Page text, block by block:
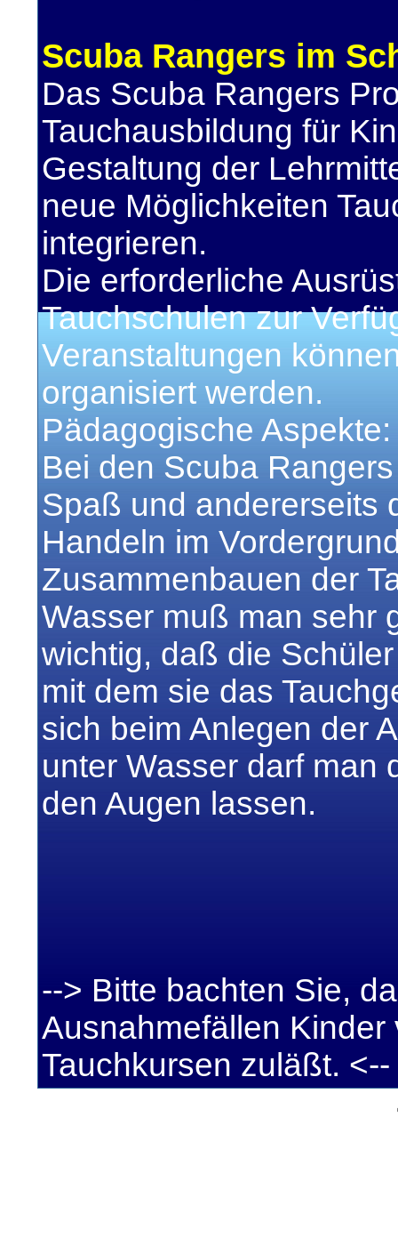
Scuba Rangers im
Das Scuba Rangers
Tauchausbildung für
Gestaltung der
neue Möglichkeiten
integrieren.
Die erforderliche
Tauchschulen zur
Veranstaltungen
organisiert werden.
Pädagogische Aspekte:
Bei den Scuba
Spaß und andererseits
Handeln im
Zusammenbauen der
Wasser muß man sehr
wichtig, daß die
mit dem sie das
sich beim Anlegen der
unter Wasser darf man
den Augen lassen.
--> Bitte bachten Sie,
Ausnahmefällen
Tauchkursen zuläßt. <--